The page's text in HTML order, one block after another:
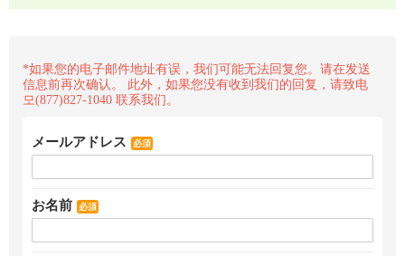
*如果您的电子邮件地址有误，我们可能无法回复您。请在发送
信息前再次确认。 此外，如果您没有收到我们的回复，请致电
모(877)827-1040 联系我们。
メールアドレス 必須
お名前 必須